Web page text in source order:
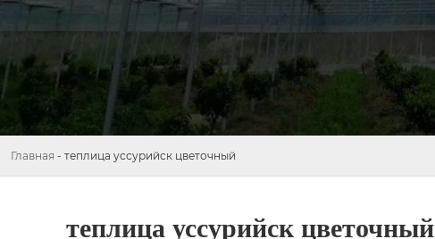
Главная - теплица уссурийск цветочный
теплица уссурийск цветочный